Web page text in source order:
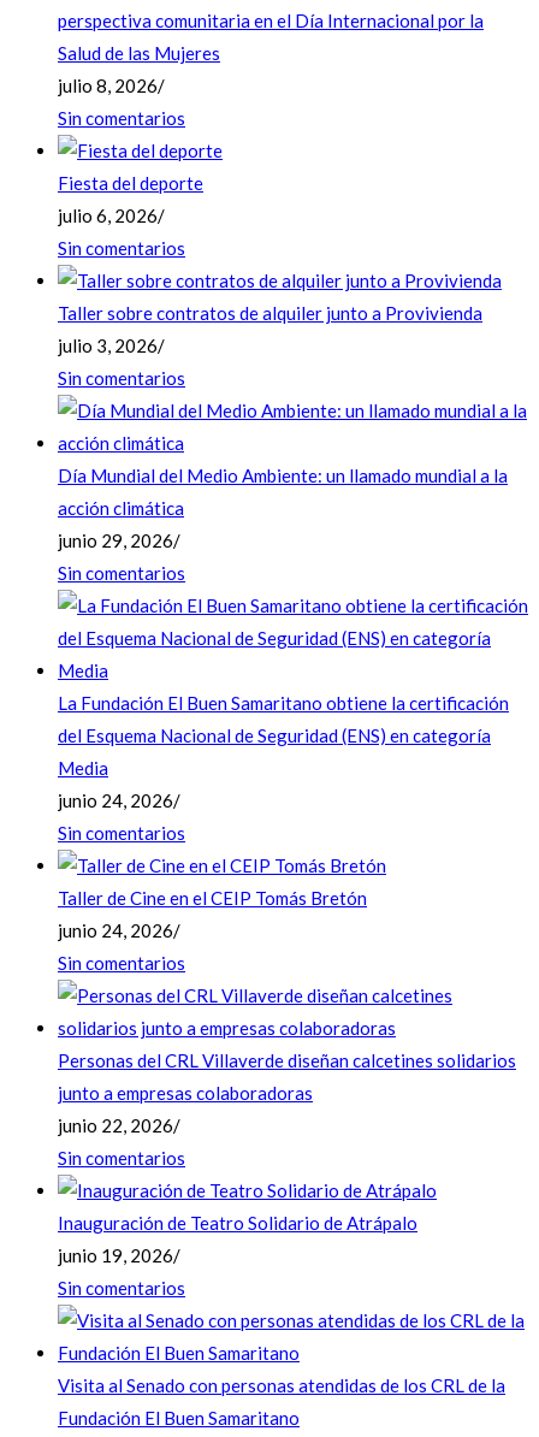
perspectiva comunitaria en el Día Internacional por la
Salud de las Mujeres
julio 8, 2026/
Sin comentarios
Fiesta del deporte
julio 6, 2026/
Sin comentarios
Taller sobre contratos de alquiler junto a Provivienda
julio 3, 2026/
Sin comentarios
Día Mundial del Medio Ambiente: un llamado mundial a la
acción climática
junio 29, 2026/
Sin comentarios
La Fundación El Buen Samaritano obtiene la certificación
del Esquema Nacional de Seguridad (ENS) en categoría
Media
junio 24, 2026/
Sin comentarios
Taller de Cine en el CEIP Tomás Bretón
junio 24, 2026/
Sin comentarios
Personas del CRL Villaverde diseñan calcetines solidarios
junto a empresas colaboradoras
junio 22, 2026/
Sin comentarios
Inauguración de Teatro Solidario de Atrápalo
junio 19, 2026/
Sin comentarios
Visita al Senado con personas atendidas de los CRL de la
Fundación El Buen Samaritano